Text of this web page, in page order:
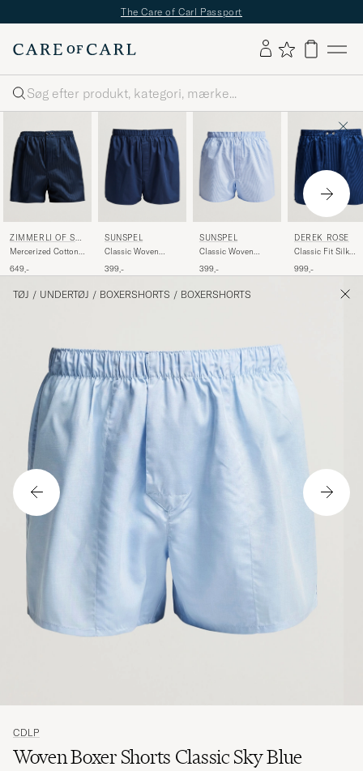
The Care of Carl Passport
Søg
ZIMMERLI OF SW
ITZERLAND
Mercerized Cotton
649,-
SUNSPEL
Classic Woven
Shorts Navy
399,-
SUNSPEL
Classic Woven
Shorts Light Blue
399,-
DEREK ROSE
Classic Fit Silk
999,-
TØJ / UNDERTØJ / BOXERSHORTS / BOXERSHORTS
CDLP
Woven Boxer Shorts Classic Sky Blue